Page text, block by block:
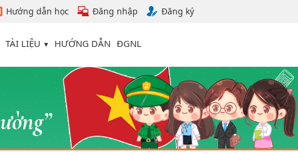
Hướng dẫn học Đăng nhập Đăng ký
TÀI LIỆU HƯỚNG DẪN ĐGNL